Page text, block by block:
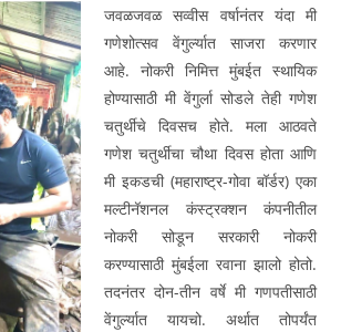
जवळजवळ सव्वीस वर्षानंतर यंदा मी
गणेशोत्सव वेंगुर्ल्यात साजरा करणार
आहे. नोकरी निमित्त मुंबईत स्थायिक
होण्यासाठी मी वेंगुर्ला सोडले तेही गणेश
चतुर्थीचे दिवसच होते. मला आठवते
गणेश चतुर्थीचा चौथा दिवस होता आणि
मी इकडची (महाराष्ट्र-गोवा बॉर्डर) एका
मल्टीनॅशनल कंस्ट्रक्शन कंपनीतील
नोकरी सोडून सरकारी नोकरी
करण्यासाठी मुंबईला रवाना झालो होतो.
तदनंतर दोन-तीन वर्षे मी गणपतीसाठी
वेंगुर्ल्यात यायचो. अर्थात तोपर्यंत